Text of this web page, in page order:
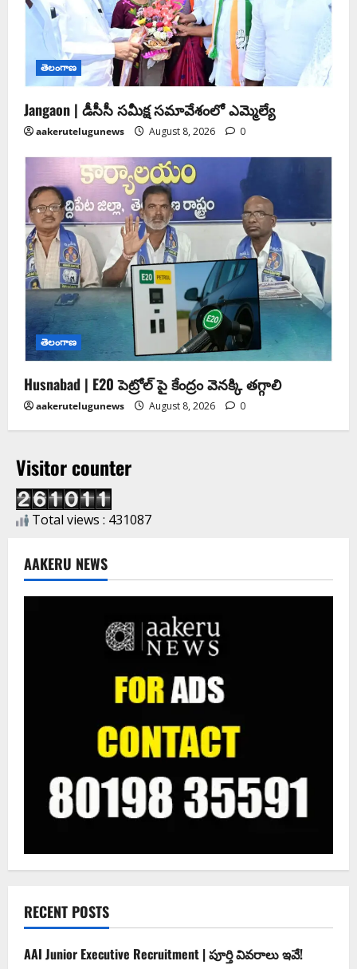
తెలంగాణ
Jangaon | డీసీసీ సమీక్ష సమావేశంలో ఎమ్మెల్యే
aakerutelugunews August 8, 2026 0
తెలంగాణ
Husnabad | E20 పెట్రోల్ పై కేంద్రం వెనక్కి తగ్గాలి
aakerutelugunews August 8, 2026 0
Visitor counter
Total views : 431087
AAKERU NEWS
RECENT POSTS
AAI Junior Executive Recruitment | పూర్తి వివరాలు ఇవే!